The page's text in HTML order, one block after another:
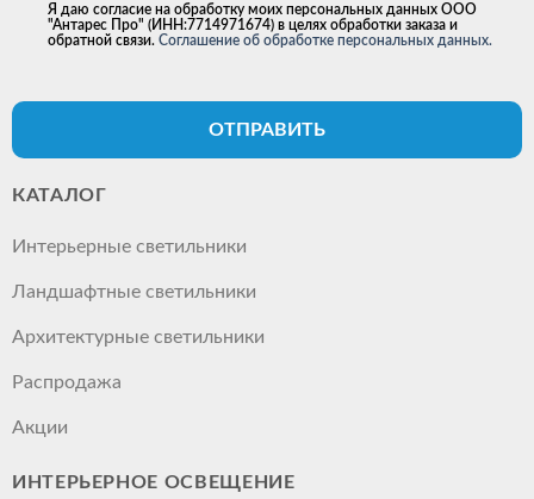
Я даю согласие на обработку моих персональных данных ООО
"Антарес Про" (ИНН:7714971674) в целях обработки заказа и
обратной связи. Соглашение об обработке персональных данных.
ОТПРАВИТЬ
КАТАЛОГ
Интерьерные светильники
Ландшафтные светильники
Архитектурные светильники
Распродажа
Акции
ИНТЕРЬЕРНОЕ ОСВЕЩЕНИЕ